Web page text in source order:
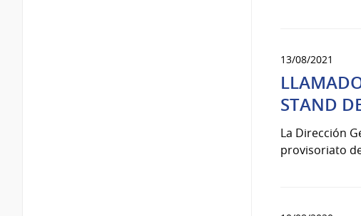
13/08/2021
STAND
La Dirección
provisoriato